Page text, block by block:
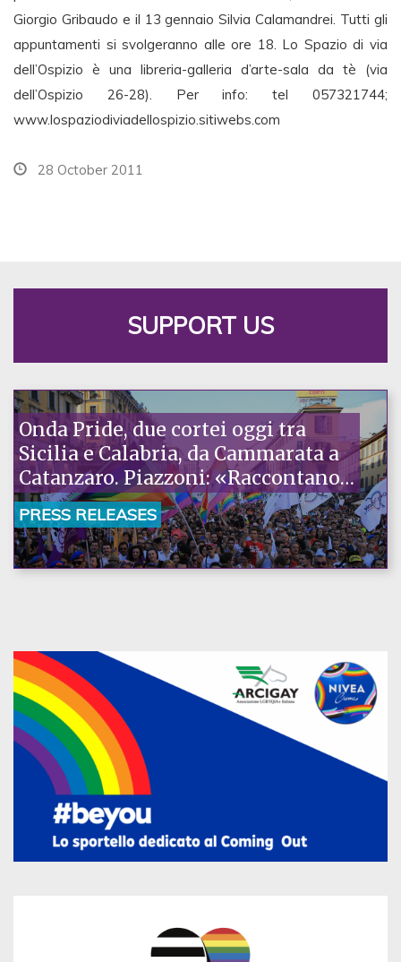
Giorgio Gribaudo e il 13 gennaio Silvia Calamandrei. Tutti gli
appuntamenti si svolgeranno alle ore 18. Lo Spazio di via
dell’Ospizio è una libreria-galleria d’arte-sala da tè (via
dell’Ospizio 26-28). Per info: tel 057321744;
www.lospaziodiviadellospizio.sitiwebs.com
28 October 2011
SUPPORT US
Onda Pride, due cortei oggi tra
Sicilia e Calabria, da Cammarata a
Catanzaro. Piazzoni: «Raccontano
la nostra ostinazione»
PRESS RELEASES